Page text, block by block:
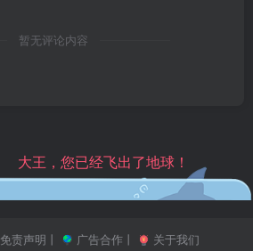
暂无评论内容
大王，您已经飞出了地球！
免责声明 丨 广告合作丨 关于我们